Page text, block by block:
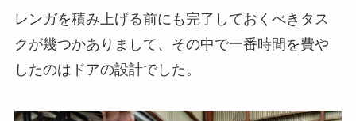
レンガを積み上げる前にも完了しておくべきタス
クが幾つかありまして、その中で一番時間を費や
したのはドアの設計でした。